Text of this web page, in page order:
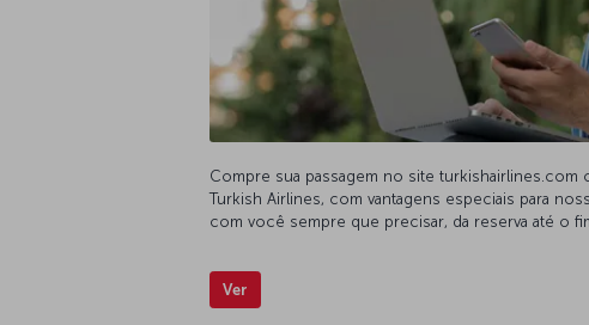
Compre sua passagem no site turkishairlines.com
Turkish Airlines, com vantagens especiais para
com você sempre que precisar, da reserva até o
Ver